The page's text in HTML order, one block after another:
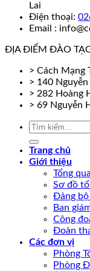
Lai
Điện thoại:
Email :
ĐỊA ĐIỂM ĐÀO
> Cách Mạng
> 140
> 282 Hoàng
> 69 Nguyễn
Trang chủ
Giới thiệu
Tổng
Sơ đồ
Đảng
Ban
Công
Đoàn
Các đơn vị
Phòng
Phòng